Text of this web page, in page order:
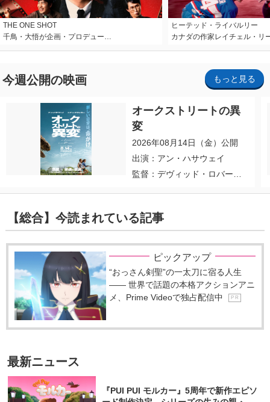
THE ONE SHOT
千鳥・大悟が企画・プロデュー…
ヒーテッド・ライバルリー
カナダの作家レイチェル・リ
今週公開の映画 もっと見る
オークストリートの異
変
2026年08月14日（金）公開
出演：アン・ハサウェイ
監督：デヴィッド・ロバー
【総合】今読まれている記事
ピックアップ
“おっさん剣聖”の一太刀に宿る人生
―― 世界で話題の本格アクションアニ
メ、Prime Videoで独占配信中
P R
最新ニュース
『PUI PUI モルカー』5周年で新作エピソ